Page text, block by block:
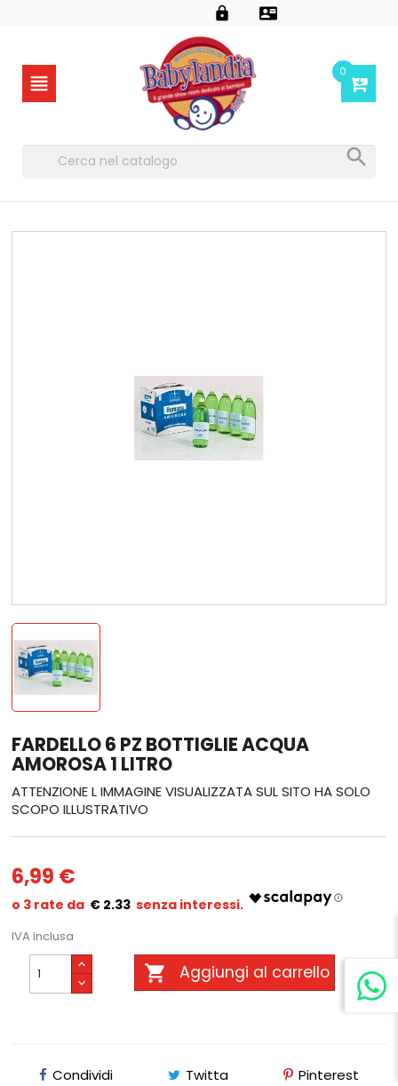
 
 0

FARDELLO 6 PZ BOTTIGLIE ACQUA
AMOROSA 1 LITRO
ATTENZIONE L IMMAGINE VISUALIZZATA SUL SITO HA SOLO
SCOPO ILLUSTRATIVO
6,99 €
€ 2.33
IVA inclusa
 Aggiungi al carrello
Condividi Twitta Pinterest